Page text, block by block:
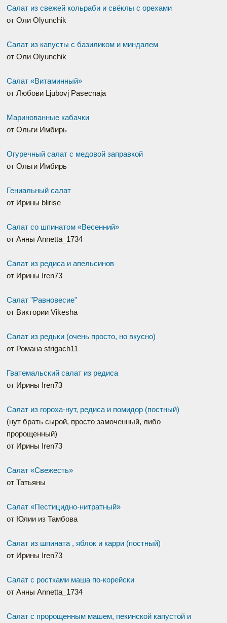
Салат из свежей кольраби и свёклы с орехами
от Оли Olyunchik
Салат из капусты с базиликом и миндалем
от Оли Olyunchik
Салат «Витаминный»
от Любови Ljubovj Pasecnaja
Маринованные кабачки
от Ольги Имбирь
Огуречный салат с медовой заправкой
от Ольги Имбирь
Гениальный салат
от Ирины blirise
Салат со шпинатом «Весенний»
от Анны Annetta_1734
Салат из редиса и апельсинов
от Ирины Iren73
Салат "Равновесие"
от Виктории Vikesha
Салат из редьки (очень просто, но вкусно)
от Романа strigach11
Гватемальский салат из редиса
от Ирины Iren73
Салат из гороха-нут, редиса и помидор (постный)
(нут брать сырой, просто замоченный, либо
пророщенный)
от Ирины Iren73
Салат «Свежесть»
от Татьяны
Салат «Пестицидно-нитратный»
от Юлии из Тамбова
Салат из шпината , яблок и карри (постный)
от Ирины Iren73
Салат с ростками маша по-корейски
от Анны Annetta_1734
Салат с пророщенным машем, пекинской капустой и